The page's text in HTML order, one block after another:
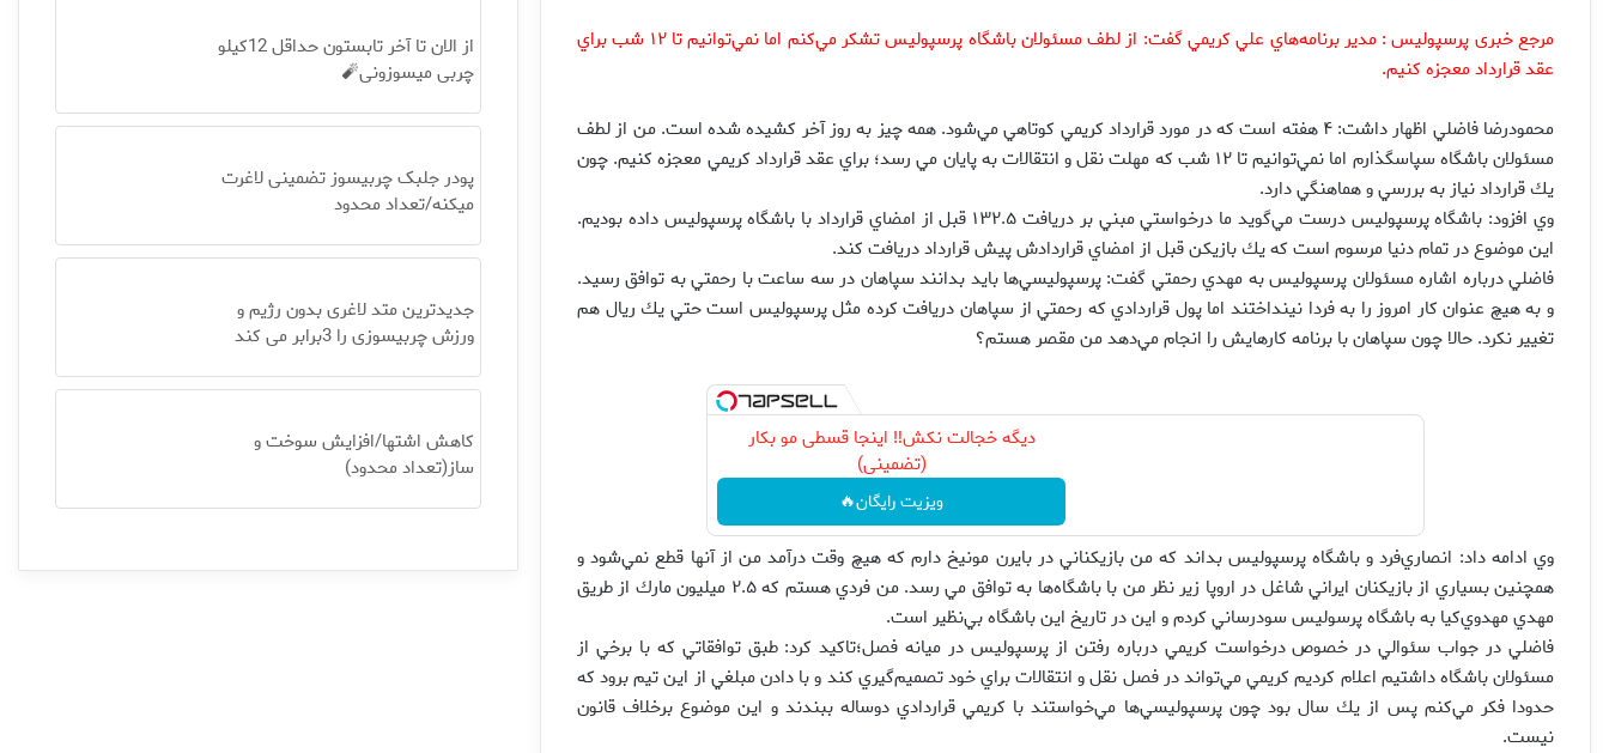
مرجع خبری پرسپولیس : مدير برنامه‌هاي علي كريمي گفت: از لطف مسئولان باشگاه پرسپوليس تشكر مي‌كنم اما نمي‌توانيم تا ۱۲ شب براي
عقد قرارداد معجزه كنيم.
محمودرضا فاضلي اظهار داشت: ۴ هفته است كه در مورد قرارداد كريمي كوتاهي مي‌شود. همه چيز به روز آخر كشيده شده است. من از لطف
مسئولان باشگاه سپاسگذارم اما نمي‌توانيم تا ۱۲ شب كه مهلت نقل و انتقالات به پايان مي رسد؛ براي عقد قرارداد كريمي معجزه كنيم. چون
يك قرارداد نياز به بررسي و هماهنگي دارد.
وي افزود: باشگاه پرسپوليس درست مي‌گويد ما درخواستي مبني بر دريافت ۱۳۲.۵ قبل از امضاي قرارداد با باشگاه پرسپوليس داده بوديم.
اين موضوع در تمام دنيا مرسوم است كه يك بازيكن قبل از امضاي قراردادش پيش قرارداد دريافت كند.
فاضلي درباره اشاره مسئولان پرسپوليس به مهدي رحمتي گفت: پرسپوليسي‌ها بايد بدانند سپاهان در سه ساعت با رحمتي به توافق رسيد.
و به هيچ عنوان كار امروز را به فردا نينداختند اما پول قراردادي كه رحمتي از سپاهان دريافت كرده مثل پرسپوليس است حتي يك ريال هم
تغيير نكرد. حالا چون سپاهان با برنامه كارهايش را انجام مي‌دهد من مقصر هستم؟
دیگه خجالت نکش‼️ اینجا قسطی مو بکار
(تضمینی)
ویزیت رایگان🔥
وي ادامه داد: انصاري‌فرد و باشگاه پرسپوليس بداند كه من بازيكناني در بايرن مونيخ دارم كه هيچ وقت درآمد من از آنها قطع نمي‌شود و
همچنين بسياري از بازيكنان ايراني شاغل در اروپا زير نظر من با باشگاه‌ها به توافق مي رسد. من فردي هستم كه ۲.۵ ميليون مارك از طريق
مهدي مهدوي‌كيا به باشگاه پرسوليس سودرساني كردم و اين در تاريخ اين باشگاه بي‌نظير است.
فاضلي در جواب سئوالي در خصوص درخواست كريمي درباره رفتن از پرسپوليس در ميانه فصل؛‌تاكيد كرد: طبق توافقاتي كه با برخي از
مسئولان باشگاه داشتيم اعلام كرديم كريمي مي‌تواند در فصل نقل و انتقالات براي خود تصميم‌گيري كند و با دادن مبلغي از اين تيم برود كه
حدودا فكر مي‌كنم پس از يك سال بود چون پرسپوليسي‌ها مي‌خواستند با كريمي قراردادي دوساله ببندند و اين موضوع برخلاف قانون
نيست.
از الان تا آخر تابستون حداقل 12کیلو
چربی میسوزونی🧨
پودر جلبک چربیسوز تضمینی لاغرت
میکنه/تعداد محدود
جدیدترین متد لاغری بدون رژیم و
ورزش چربیسوزی را 3برابر می کند
کاهش اشتها/افزایش سوخت و
ساز(تعداد محدود)